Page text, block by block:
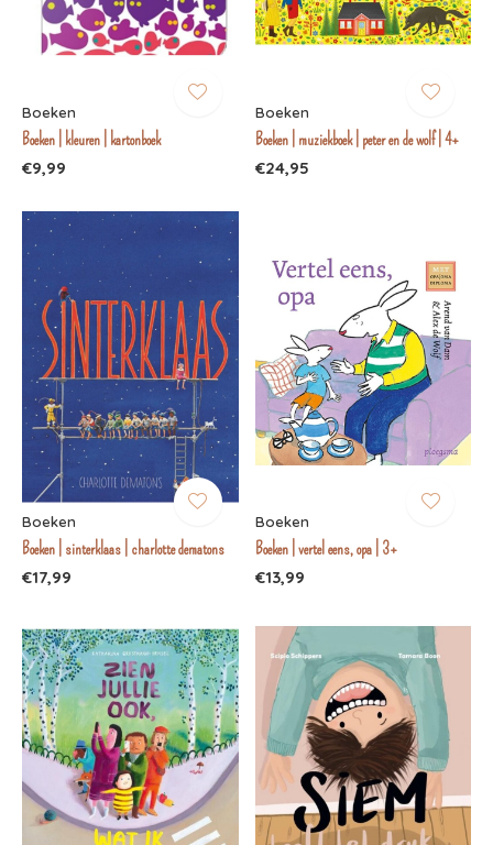
Boeken
Boeken | kleuren | kartonboek
€9,99
Boeken
Boeken | muziekboek | peter en de wolf | 4+
€24,95
Boeken
Boeken | sinterklaas | charlotte dematons
€17,99
Boeken
Boeken | vertel eens, opa | 3+
€13,99